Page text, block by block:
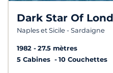
Dark Star Of
Naples et Sicile - Sardaigne
1982
27.5 mètres
5 Cabines
10 Couchettes